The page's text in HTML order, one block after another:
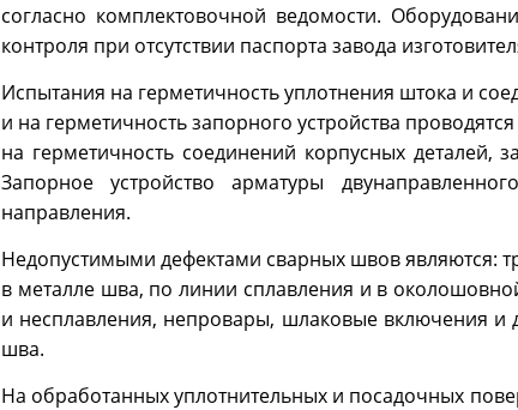
согласно комплектовочной ведомости.
контроля при отсутствии паспорта завода
Испытания на герметичность уплотнения штока и
и на герметичность запорного устройства
на герметичность соединений корпусных деталей,
Запорное устройство арматуры
направления.
Недопустимыми дефектами сварных швов являются:
в металле шва, по линии сплавления и в
и несплавления, непровары, шлаковые включения
шва.
На обработанных уплотнительных и посадочных